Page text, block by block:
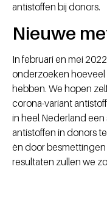
antistoffen bij donors.
Nieuwe
In februari en mei
onderzoeken
hebben. We hopen
corona-variant
in heel Nederland
antistoffen in donors
èn door
resultaten zullen we